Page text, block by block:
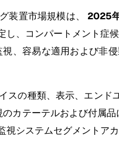
装置市場規模は、 2025
し、コンパートメント
、容易な適用および非
スの種類、表示、エン
カテーテルおよび付属
システムセグメントアカ